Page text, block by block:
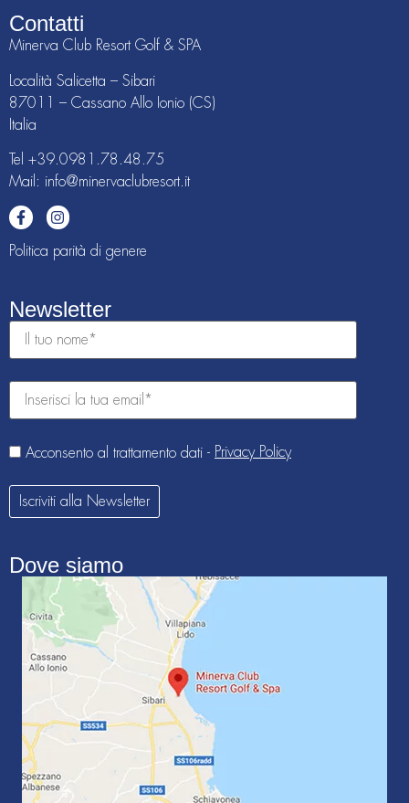
Contatti
Minerva Club Resort Golf & SPA
Località Salicetta – Sibari
87011 – Cassano Allo Ionio (CS)
Italia
Tel +39.0981.78.48.75
Mail: info@minervaclubresort.it
Politica parità di genere
Newsletter
Acconsento al trattamento dati - Privacy Policy
Iscriviti alla Newsletter
Dove siamo